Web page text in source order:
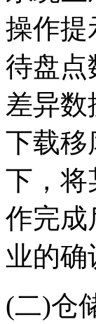
操作提
待盘点
差异
下载移
下，将
作完成
业的确
(二)仓